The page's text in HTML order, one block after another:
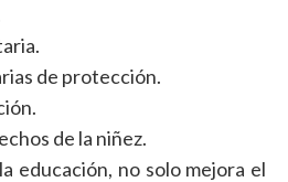
de protección.
de la niñez.
educación, no solo mejora el